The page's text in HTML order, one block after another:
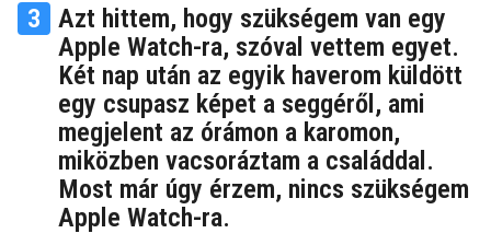
3 Azt hittem, hogy szükségem van egy
Apple Watch-ra, szóval vettem egyet.
Két nap után az egyik haverom küldött
egy csupasz képet a seggéről, ami
megjelent az órámon a karomon,
miközben vacsoráztam a családdal.
Most már úgy érzem, nincs szükségem
Apple Watch-ra.